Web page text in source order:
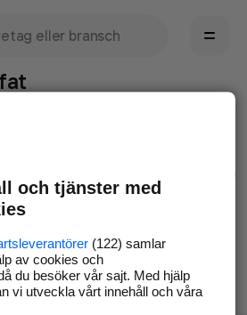
snabbare kan avhjälpa det.
i webbläsaren och försök igen
och tjänster med
(122) samlar
av cookies och
du besöker vår sajt. Med hjälp
vi utveckla vårt innehåll och våra